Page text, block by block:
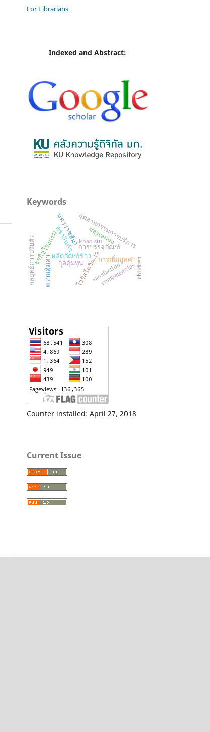
For Librarians
Indexed and Abstract:
Keywords
ไวรัสโควิด-19
ผลิตภัณฑ์ข้าว การเพิ่มมูลค่า
การบรรจุภัณฑ์
ตราสินค้าอุตสาหกรรมการบริการ
ธุรกิจโรงแรม
กลยุทธ์การปรับตัว จุดคุ้มทุน
ความคุ้มค่า
นครราชสีมา
satisfaction
competencieschildren
staycation
khao stu
Counter installed: April 27, 2018
Current Issue